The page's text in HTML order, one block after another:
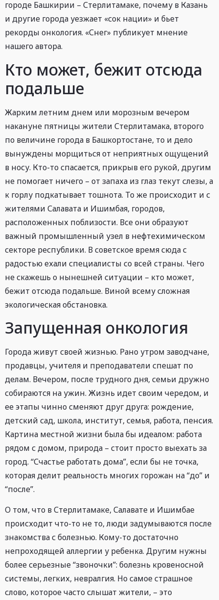
городе Башкирии – Стерлитамаке, почему в Казань
и другие города уезжает «сок нации» и бьет
рекорды онкология. «Снег» публикует мнение
нашего автора.
Кто может, бежит отсюда
подальше
Жарким летним днем или морозным вечером
накануне пятницы жители Стерлитамака, второго
по величине города в Башкортостане, то и дело
вынуждены морщиться от неприятных ощущений
в носу. Кто-то спасается, прикрыв его рукой, другим
не помогает ничего – от запаха из глаз текут слезы, а
к горлу подкатывает тошнота. То же происходит и с
жителями Салавата и Ишимбая, городов,
расположенных поблизости. Все они образуют
важный промышленный узел в нефтехимическом
секторе республики. В советское время сюда с
радостью ехали специалисты со всей страны. Чего
не скажешь о нынешней ситуации – кто может,
бежит отсюда подальше. Виной всему сложная
экологическая обстановка.
Запущенная онкология
Города живут своей жизнью. Рано утром заводчане,
продавцы, учителя и преподаватели спешат по
делам. Вечером, после трудного дня, семьи дружно
собираются на ужин. Жизнь идет своим чередом, и
ее этапы чинно сменяют друг друга: рождение,
детский сад, школа, институт, семья, работа, пенсия.
Картина местной жизни была бы идеалом: работа
рядом с домом, природа – стоит просто выехать за
город. “Счастье работать дома”, если бы не точка,
которая делит реальность многих горожан на “до” и
“после”.
О том, что в Стерлитамаке, Салавате и Ишимбае
происходит что-то не то, люди задумываются после
знакомства с болезнью. Кому-то достаточно
непроходящей аллергии у ребенка. Другим нужны
более серьезные “звоночки”: болезнь кровеносной
системы, легких, невралгия. Но самое страшное
слово, которое часто слышат жители, – это